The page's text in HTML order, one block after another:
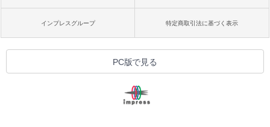
インプレスグループ 特定商取引法に基づく表示
PC版で見る